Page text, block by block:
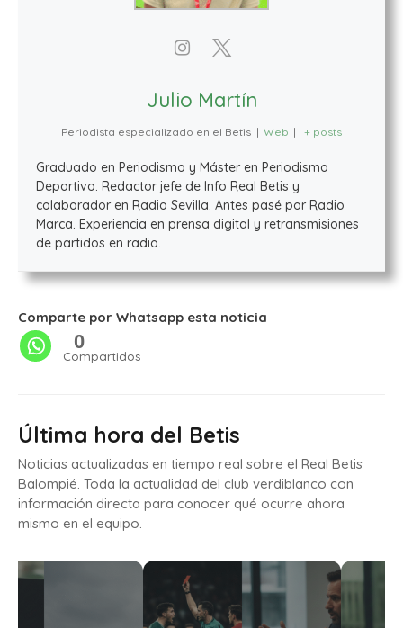
Julio Martín
Periodista especializado en el Betis | Web | + posts
Graduado en Periodismo y Máster en Periodismo
Deportivo. Redactor jefe de Info Real Betis y
colaborador en Radio Sevilla. Antes pasé por Radio
Marca. Experiencia en prensa digital y retransmisiones
de partidos en radio.
Comparte por Whatsapp esta noticia
0
Compartidos
Última hora del Betis
Noticias actualizadas en tiempo real sobre el Real Betis
Balompié. Toda la actualidad del club verdiblanco con
información directa para conocer qué ocurre ahora
mismo en el equipo.